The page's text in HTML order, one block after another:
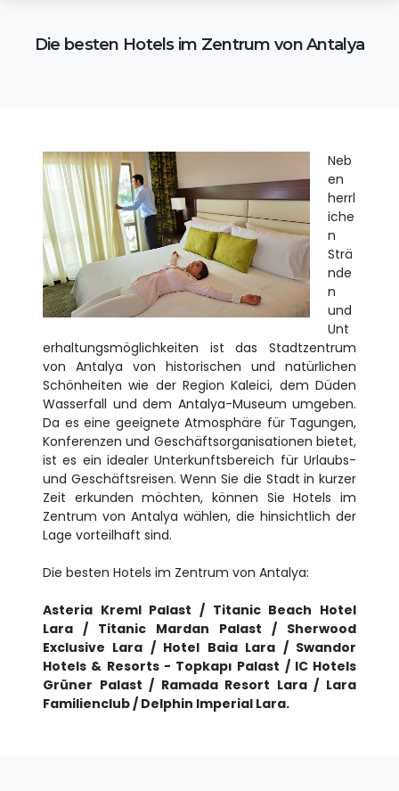
Die besten Hotels im Zentrum von Antalya
Neb
en
herrl
iche
n
Strä
nde
n
und
Unt
erhaltungsmöglichkeiten ist das Stadtzentrum
von Antalya von historischen und natürlichen
Schönheiten wie der Region Kaleici, dem Düden
Wasserfall und dem Antalya-Museum umgeben.
Da es eine geeignete Atmosphäre für Tagungen,
Konferenzen und Geschäftsorganisationen bietet,
ist es ein idealer Unterkunftsbereich für Urlaubs-
und Geschäftsreisen. Wenn Sie die Stadt in kurzer
Zeit erkunden möchten, können Sie Hotels im
Zentrum von Antalya wählen, die hinsichtlich der
Lage vorteilhaft sind.
Die besten Hotels im Zentrum von Antalya:
Asteria Kreml Palast / Titanic Beach Hotel
Lara / Titanic Mardan Palast / Sherwood
Exclusive Lara / Hotel Baia Lara / Swandor
Hotels & Resorts - Topkapı Palast / IC Hotels
Grüner Palast / Ramada Resort Lara / Lara
Familienclub / Delphin Imperial Lara.